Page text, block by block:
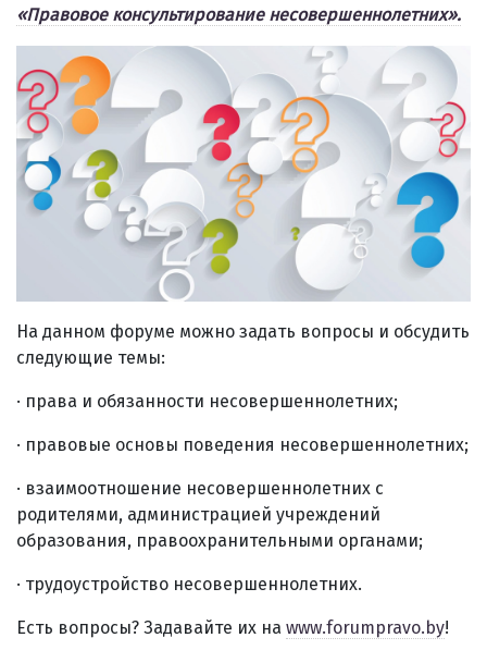
«Правовое консультирование несовершеннолетних».
На данном форуме можно задать вопросы и обсудить
следующие темы:
· права и обязанности несовершеннолетних;
· правовые основы поведения несовершеннолетних;
· взаимоотношение несовершеннолетних с
родителями, администрацией учреждений
образования, правоохранительными органами;
· трудоустройство несовершеннолетних.
Есть вопросы? Задавайте их на www.forumpravo.by!